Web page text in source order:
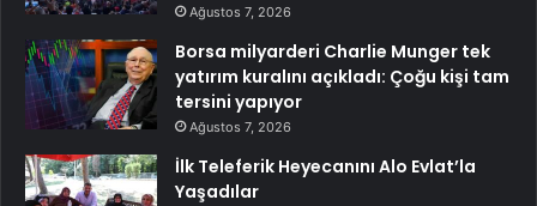
Ağustos 7, 2026
Borsa milyarderi Charlie Munger tek
yatırım kuralını açıkladı: Çoğu kişi tam
tersini yapıyor
Ağustos 7, 2026
İlk Teleferik Heyecanını Alo Evlat’la
Yaşadılar